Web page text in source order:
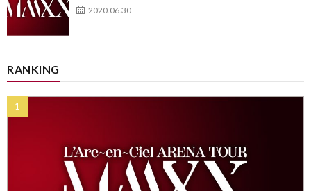
2020.06.30
RANKING